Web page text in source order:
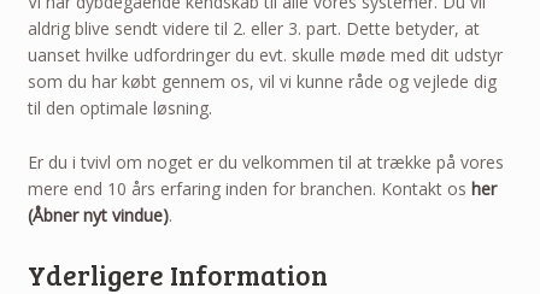
aldrig blive sendt videre til 2. eller 3. part. Dette betyder, at
uanset hvilke udfordringer du evt. skulle møde med dit udstyr
som du har købt gennem os, vil vi kunne råde og vejlede dig
til den optimale løsning.
Er du i tvivl om noget er du velkommen til at trække på vores
mere end 10 års erfaring inden for branchen. Kontakt os her
(Åbner nyt vindue).
Yderligere Information